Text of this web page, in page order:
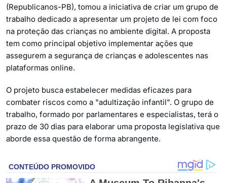
(Republicanos-PB), tomou a iniciativa de criar um grupo de
trabalho dedicado a apresentar um projeto de lei com foco
na proteção das crianças no ambiente digital. A proposta
tem como principal objetivo implementar ações que
assegurem a segurança de crianças e adolescentes nas
plataformas online.
O projeto busca estabelecer medidas eficazes para
combater riscos como a "adultização infantil". O grupo de
trabalho, formado por parlamentares e especialistas, terá o
prazo de 30 dias para elaborar uma proposta legislativa que
aborde essa questão de forma abrangente.